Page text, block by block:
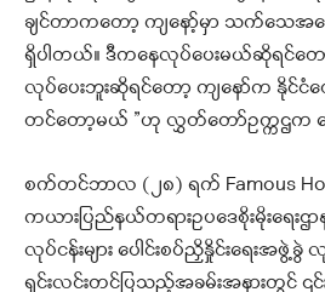
ချင်တာကတော့ ကျနော့်မှာ သက်သေ
ရှိပါတယ်။ ဒီကနေလုပ်ပေးမယ်ဆိုရင်တေ
လုပ်ပေးဘူးဆိုရင်တော့ ကျနော်က နိုင်
တင်တော့မယ် ”ဟု လွှတ်တော်ဥက္ကဌက ပြ
စက်တင်ဘာလ (၂၈) ရက် Famous
ကယားပြည်နယ်တရားဥပဒေစိုးမိုးရေးဌ
လုပ်ငန်းများ ပေါင်းစပ်ညှိနှိုင်းရေးအဖွဲ့ခွဲ
ရှင်းလင်းတင်ပြသည့်အခမ်းအနားတွင် ၎င်